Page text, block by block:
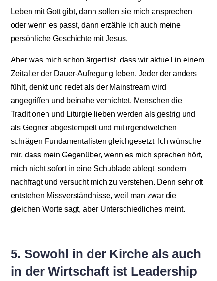
Leben mit Gott gibt, dann sollen sie mich ansprechen
oder wenn es passt, dann erzähle ich auch meine
persönliche Geschichte mit Jesus.
Aber was mich schon ärgert ist, dass wir aktuell in einem
Zeitalter der Dauer-Aufregung leben. Jeder der anders
fühlt, denkt und redet als der Mainstream wird
angegriffen und beinahe vernichtet. Menschen die
Traditionen und Liturgie lieben werden als gestrig und
als Gegner abgestempelt und mit irgendwelchen
schrägen Fundamentalisten gleichgesetzt. Ich wünsche
mir, dass mein Gegenüber, wenn es mich sprechen hört,
mich nicht sofort in eine Schublade ablegt, sondern
nachfragt und versucht mich zu verstehen. Denn sehr oft
entstehen Missverständnisse, weil man zwar die
gleichen Worte sagt, aber Unterschiedliches meint.
5. Sowohl in der Kirche als auch
in der Wirtschaft ist Leadership